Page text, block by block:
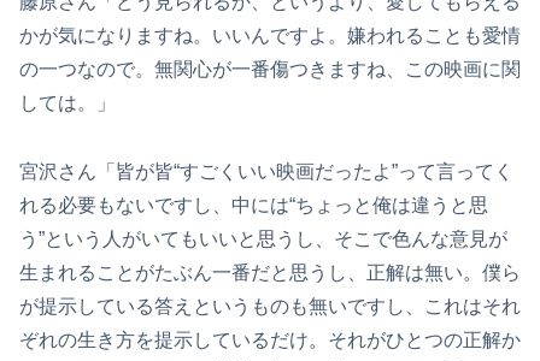
かが気になりますね。いいんですよ。嫌われることも愛情
の一つなので。無関心が一番傷つきますね、この映画に関
しては。」
宮沢さん「皆が皆“すごくいい映画だったよ”って言ってく
れる必要もないですし、中には“ちょっと俺は違うと思
う”という人がいてもいいと思うし、そこで色んな意見が
生まれることがたぶん一番だと思うし、正解は無い。僕ら
が提示している答えというものも無いですし、これはそれ
ぞれの生き方を提示しているだけ。それがひとつの正解か